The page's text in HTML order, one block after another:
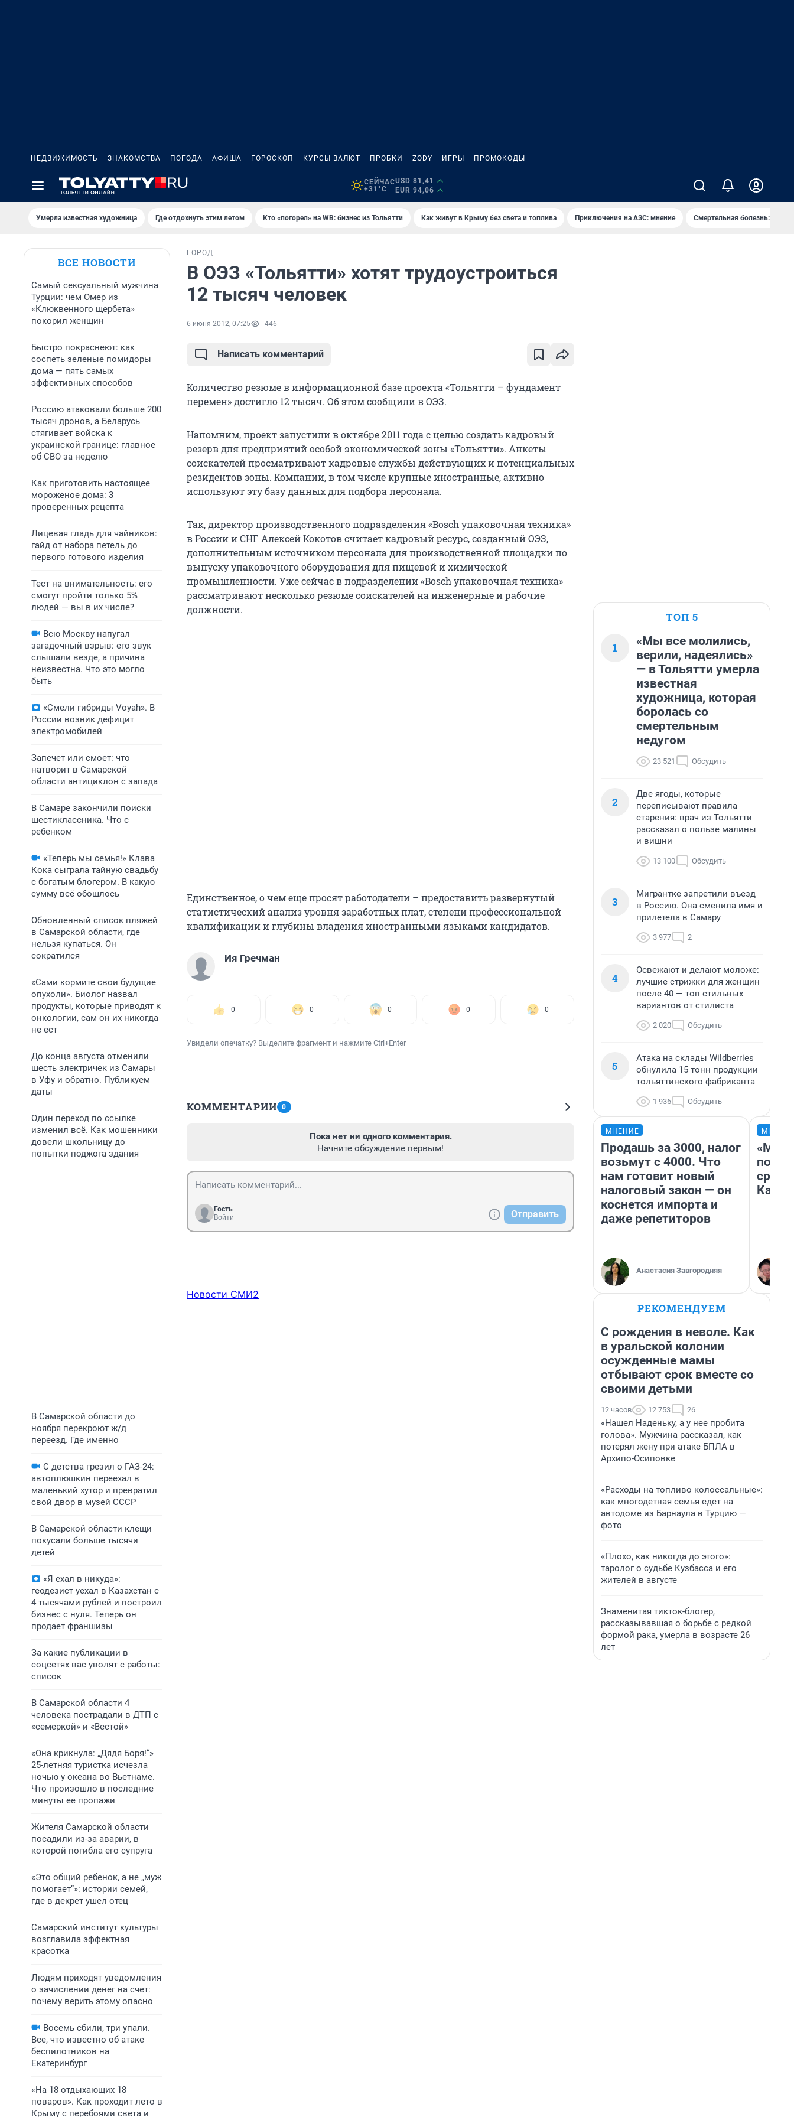
НЕДВИЖИМОСТЬ ЗНАКОМСТВА ПОГОДА АФИША ГОРОСКОП КУРСЫ ВАЛЮТ ПРОБКИ ZODY ИГРЫ ПРОМОКОДЫ
СЕЙЧАС
+31°C
USD 81,41
EUR 94,06
Умерла известная художница Где отдохнуть этим летом Кто «погорел» на WB: бизнес из Тольятти Как живут в Крыму без света и топлива Приключения на АЗС: мнение Смертельная болезнь:
ВСЕ НОВОСТИ
Самый сексуальный мужчина
Турции: чем Омер из
«Клюквенного щербета»
покорил женщин
Быстро покраснеют: как
соспеть зеленые помидоры
дома — пять самых
эффективных способов
Россию атаковали больше 200
тысяч дронов, а Беларусь
стягивает войска к
украинской границе: главное
об СВО за неделю
Как приготовить настоящее
мороженое дома: 3
проверенных рецепта
Лицевая гладь для чайников:
гайд от набора петель до
первого готового изделия
Тест на внимательность: его
смогут пройти только 5%
людей — вы в их числе?
Всю Москву напугал
загадочный взрыв: его звук
слышали везде, а причина
неизвестна. Что это могло
быть
«Смели гибриды Voyah». В
России возник дефицит
электромобилей
Запечет или смоет: что
натворит в Самарской
области антициклон с запада
В Самаре закончили поиски
шестиклассника. Что с
ребенком
«Теперь мы семья!» Клава
Кока сыграла тайную свадьбу
с богатым блогером. В какую
сумму всё обошлось
Обновленный список пляжей
в Самарской области, где
нельзя купаться. Он
сократился
«Сами кормите свои будущие
опухоли». Биолог назвал
продукты, которые приводят к
онкологии, сам он их никогда
не ест
До конца августа отменили
шесть электричек из Самары
в Уфу и обратно. Публикуем
даты
Один переход по ссылке
изменил всё. Как мошенники
довели школьницу до
попытки поджога здания
В Самарской области до
ноября перекроют ж/д
переезд. Где именно
С детства грезил о ГАЗ-24:
автоплюшкин переехал в
маленький хутор и превратил
свой двор в музей СССР
В Самарской области клещи
покусали больше тысячи
детей
«Я ехал в никуда»:
геодезист уехал в Казахстан с
4 тысячами рублей и построил
бизнес с нуля. Теперь он
продает франшизы
За какие публикации в
соцсетях вас уволят с работы:
список
В Самарской области 4
человека пострадали в ДТП с
«семеркой» и «Вестой»
«Она крикнула: „Дядя Боря!“»
25-летняя туристка исчезла
ночью у океана во Вьетнаме.
Что произошло в последние
минуты ее пропажи
Жителя Самарской области
посадили из-за аварии, в
которой погибла его супруга
«Это общий ребенок, а не „муж
помогает“»: истории семей,
где в декрет ушел отец
Самарский институт культуры
возглавила эффектная
красотка
Людям приходят уведомления
о зачислении денег на счет:
почему верить этому опасно
Восемь сбили, три упали.
Все, что известно об атаке
беспилотников на
Екатеринбург
«На 18 отдыхающих 18
поваров». Как проходит лето в
Крыму с перебоями света и
ГОРОД
В ОЭЗ «Тольятти» хотят трудоустроиться
12 тысяч человек
6 июня 2012, 07:25 446
Написать комментарий
Количество резюме в информационной базе проекта «Тольятти – фундамент
перемен» достигло 12 тысяч. Об этом сообщили в ОЭЗ.
Напомним, проект запустили в октябре 2011 года с целью создать кадровый
резерв для предприятий особой экономической зоны «Тольятти». Анкеты
соискателей просматривают кадровые службы действующих и потенциальных
резидентов зоны. Компании, в том числе крупные иностранные, активно
используют эту базу данных для подбора персонала.
Так, директор производственного подразделения «Bosch упаковочная техника»
в России и СНГ Алексей Кокотов считает кадровый ресурс, созданный ОЭЗ,
дополнительным источником персонала для производственной площадки по
выпуску упаковочного оборудования для пищевой и химической
промышленности. Уже сейчас в подразделении «Bosch упаковочная техника»
рассматривают несколько резюме соискателей на инженерные и рабочие
должности.
Единственное, о чем еще просят работодатели – предоставить развернутый
статистический анализ уровня заработных плат, степени профессиональной
квалификации и глубины владения иностранными языками кандидатов.
Ия Гречман
0 0 0 0 0
Увидели опечатку? Выделите фрагмент и нажмите Ctrl+Enter
КОММЕНТАРИИ 0
Пока нет ни одного комментария.
Начните обсуждение первым!
Гость
Войти
Отправить
Новости СМИ2
ТОП 5
1
«Мы все молились,
верили, надеялись»
— в Тольятти умерла
известная
художница, которая
боролась со
смертельным
недугом
23 521 Обсудить
2
Две ягоды, которые
переписывают правила
старения: врач из Тольятти
рассказал о пользе малины
и вишни
13 100 Обсудить
3
Мигрантке запретили въезд
в Россию. Она сменила имя и
прилетела в Самару
3 977 2
4
Освежают и делают моложе:
лучшие стрижки для женщин
после 40 — топ стильных
вариантов от стилиста
2 020 Обсудить
5
Атака на склады Wildberries
обнулила 15 тонн продукции
тольяттинского фабриканта
1 936 Обсудить
МНЕНИЕ
Продашь за 3000, налог
возьмут с 4000. Что
нам готовит новый
налоговый закон — он
коснется импорта и
даже репетиторов
Анастасия Завгородняя
РЕКОМЕНДУЕМ
С рождения в неволе. Как
в уральской колонии
осужденные мамы
отбывают срок вместе со
своими детьми
12 часов 12 753 26
«Нашел Наденьку, а у нее пробита
голова». Мужчина рассказал, как
потерял жену при атаке БПЛА в
Архипо-Осиповке
«Расходы на топливо колоссальные»:
как многодетная семья едет на
автодоме из Барнаула в Турцию —
фото
«Плохо, как никогда до этого»:
таролог о судьбе Кузбасса и его
жителей в августе
Знаменитая тикток-блогер,
рассказывавшая о борьбе с редкой
формой рака, умерла в возрасте 26
лет